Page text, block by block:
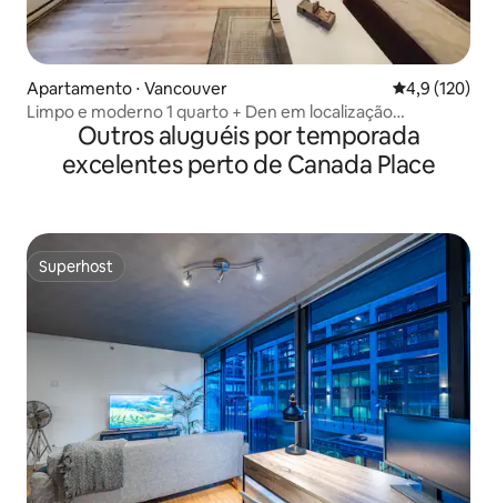
Apartamento ⋅ Vancouver 4,9 de uma
4,9 (120)
Limpo e moderno 1 quarto + Den em localização
privilegiadaOutros aluguéis por temporada
excelentes perto de Canada Place
Superhost
Superhost